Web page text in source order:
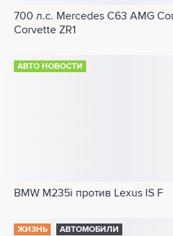
700 л.с. Mercedes C63 AMG
Corvette ZR1
АВТО НОВОСТИ
BMW M235i против Lexus IS F
ЖИЗНЬ АВТОМОБИЛИ